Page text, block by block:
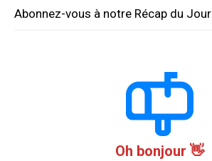
Abonnez-vous à notre Récap du Jour
Oh bonjour 👋